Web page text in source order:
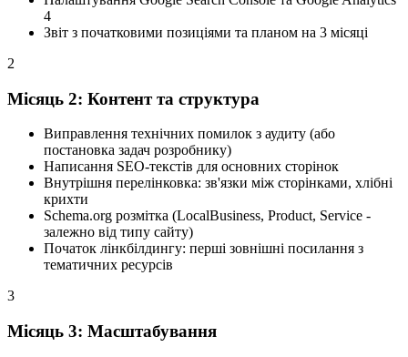
4
Звіт з початковими позиціями та планом на 3 місяці
2
Місяць 2: Контент та структура
Виправлення технічних помилок з аудиту (або
постановка задач розробнику)
Написання SEO-текстів для основних сторінок
Внутрішня перелінковка: зв'язки між сторінками, хлібні
крихти
Schema.org розмітка (LocalBusiness, Product, Service -
залежно від типу сайту)
Початок лінкбілдингу: перші зовнішні посилання з
тематичних ресурсів
3
Місяць 3: Масштабування